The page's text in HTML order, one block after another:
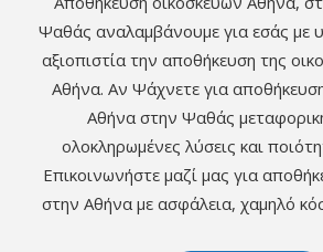
Ψαθάς αναλαμβάνουμε για εσάς με
αξιοπιστία την αποθήκευση της
Αθήνα. Αν Ψάχνετε για
Αθήνα στην Ψαθάς
ολοκληρωμένες λύσεις και
Επικοινωνήστε μαζί μας για
στην Αθήνα με ασφάλεια, χαμηλό